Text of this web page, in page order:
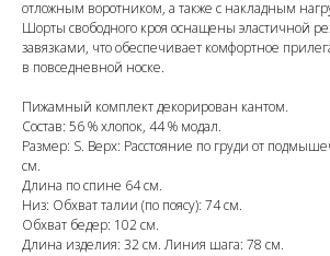
отложным воротником, а также с накладным
Шорты свободного кроя оснащены эластичной
завязками, что обеспечивает комфортное
в повседневной носке.
Пижамный комплект декорирован кантом.
Состав: 56 % хлопок, 44 % модал.
Размер: S. Верх: Расстояние по груди от
см.
Длина по спине 64 см.
Низ: Обхват талии (по поясу): 74 см.
Обхват бедер: 102 см.
Длина изделия: 32 см. Линия шага: 78 см.